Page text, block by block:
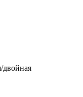
двойная